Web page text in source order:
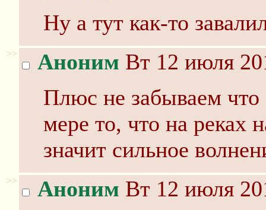
Ну а тут как-то
>> Аноним Вт 12 июля
Плюс не забываем
мере то, что на реках
значит сильное
>> Аноним Вт 12 июля